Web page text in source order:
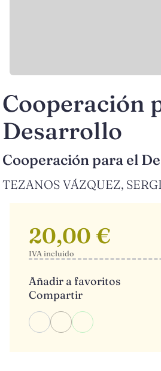
Cooperación
Desarrollo
Cooperación para el
TEZANOS VÁZQUEZ,
20,00 €
IVA incluido
Añadir a favoritos
Compartir